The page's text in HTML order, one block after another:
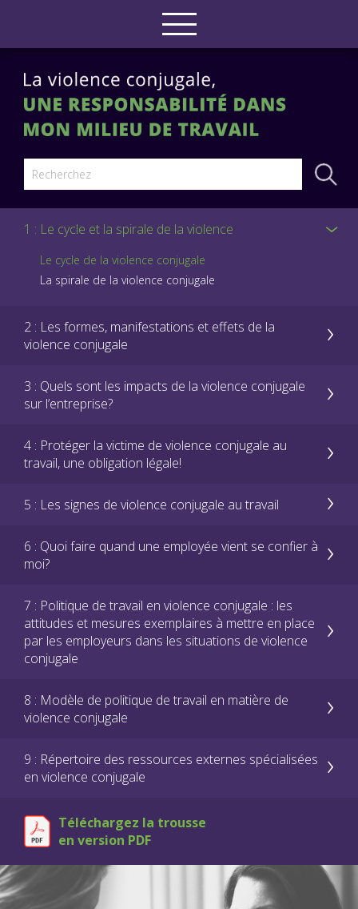
1 : Le cycle et la spirale de la violence
Le cycle de la violence conjugale
La spirale de la violence conjugale
2 : Les formes, manifestations et effets de la
violence conjugale
3 : Quels sont les impacts de la violence conjugale
sur l’entreprise?
4 : Protéger la victime de violence conjugale au
travail, une obligation légale!
5 : Les signes de violence conjugale au travail
6 : Quoi faire quand une employée vient se confier à
moi?
7 : Politique de travail en violence conjugale : les
attitudes et mesures exemplaires à mettre en place
par les employeurs dans les situations de violence
conjugale
8 : Modèle de politique de travail en matière de
violence conjugale
9 : Répertoire des ressources externes spécialisées
en violence conjugale
Téléchargez la trousse
en version PDF